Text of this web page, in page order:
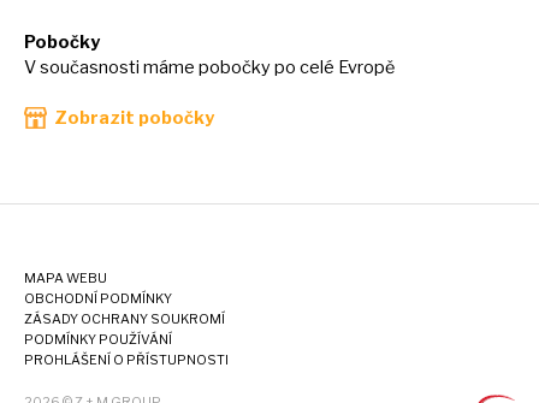
Pobočky
V současnosti máme pobočky po celé Evropě
Zobrazit pobočky
MAPA WEBU
OBCHODNÍ PODMÍNKY
ZÁSADY OCHRANY SOUKROMÍ
PODMÍNKY POUŽÍVÁNÍ
PROHLÁŠENÍ O PŘÍSTUPNOSTI